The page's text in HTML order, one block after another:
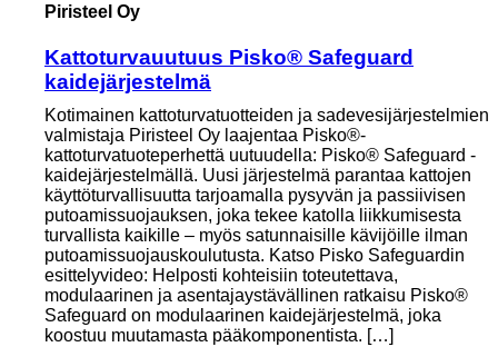
Piristeel Oy
Kattoturvauutuus Pisko® Safeguard
kaidejärjestelmä
Kotimainen kattoturvatuotteiden ja sadevesijärjestelmien
valmistaja Piristeel Oy laajentaa Pisko®-
kattoturvatuoteperhettä uutuudella: Pisko® Safeguard -
kaidejärjestelmällä. Uusi järjestelmä parantaa kattojen
käyttöturvallisuutta tarjoamalla pysyvän ja passiivisen
putoamissuojauksen, joka tekee katolla liikkumisesta
turvallista kaikille – myös satunnaisille kävijöille ilman
putoamissuojauskoulutusta. Katso Pisko Safeguardin
esittelyvideo: Helposti kohteisiin toteutettava,
modulaarinen ja asentajaystävällinen ratkaisu Pisko®
Safeguard on modulaarinen kaidejärjestelmä, joka
koostuu muutamasta pääkomponentista. […]